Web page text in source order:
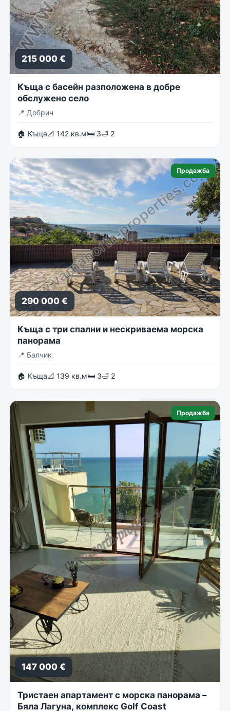
215 000 €
Къща с басейн разположена в добре
обслужено село
📍 Добрич
🏠 Къща📐 142 кв.м🛏 3🛁 2
Продажба
290 000 €
Къща с три спални и нескриваема морска
панорама
📍 Балчик
🏠 Къща📐 139 кв.м🛏 3🛁 2
Продажба
147 000 €
Тристаен апартамент с морска панорама –
Бяла Лагуна, комплекс Golf Coast